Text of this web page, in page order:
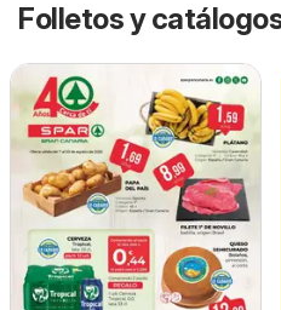
Folletos y